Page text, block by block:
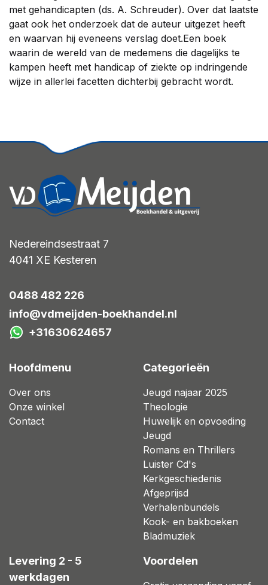
met gehandicapten (ds. A. Schreuder). Over dat laatste
gaat ook het onderzoek dat de auteur uitgezet heeft
en waarvan hij eveneens verslag doet.Een boek
waarin de wereld van de medemens die dagelijks te
kampen heeft met handicap of ziekte op indringende
wijze in allerlei facetten dichterbij gebracht wordt.
Nedereindsestraat 7
4041 XE Kesteren
0488 482 226
info@vdmeijden-boekhandel.nl
+31630624657
Hoofdmenu
Over ons
Onze winkel
Contact
Categorieën
Jeugd najaar 2025
Theologie
Huwelijk en opvoeding
Jeugd
Romans en Thrillers
Luister Cd's
Kerkgeschiedenis
Afgeprijsd
Verhalenbundels
Kook- en bakboeken
Bladmuziek
Levering 2 - 5
werkdagen
Voordelen